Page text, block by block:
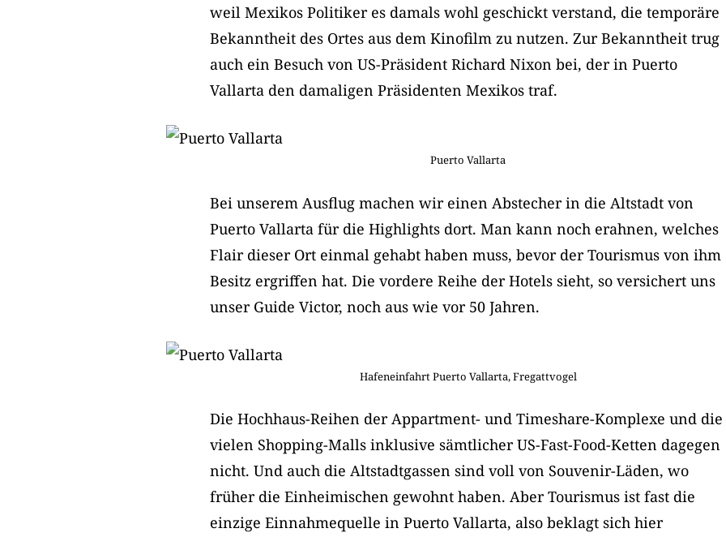
weil Mexikos Politiker es damals wohl geschickt verstand, die temporäre
Bekanntheit des Ortes aus dem Kinofilm zu nutzen. Zur Bekanntheit trug
auch ein Besuch von US-Präsident Richard Nixon bei, der in Puerto
Vallarta den damaligen Präsidenten Mexikos traf.
Puerto Vallarta
Bei unserem Ausflug machen wir einen Abstecher in die Altstadt von
Puerto Vallarta für die Highlights dort. Man kann noch erahnen, welches
Flair dieser Ort einmal gehabt haben muss, bevor der Tourismus von ihm
Besitz ergriffen hat. Die vordere Reihe der Hotels sieht, so versichert uns
unser Guide Victor, noch aus wie vor 50 Jahren.
Hafeneinfahrt Puerto Vallarta, Fregattvogel
Die Hochhaus-Reihen der Appartment- und Timeshare-Komplexe und die
vielen Shopping-Malls inklusive sämtlicher US-Fast-Food-Ketten dagegen
nicht. Und auch die Altstadtgassen sind voll von Souvenir-Läden, wo
früher die Einheimischen gewohnt haben. Aber Tourismus ist fast die
einzige Einnahmequelle in Puerto Vallarta, also beklagt sich hier